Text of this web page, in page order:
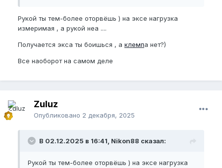
Рукой ты тем-более оторвёшь ) на эксе нагрузка
измеримая , а рукой неа ....
Получается экса ты боишься , а клемпа нет?)
Все наоборот на самом деле
Zuluz
Опубликовано 2 декабря, 2025
В 02.12.2025 в 16:41, Nikon88 сказал:
Рукой ты тем-более оторвёшь ) на эксе нагрузка